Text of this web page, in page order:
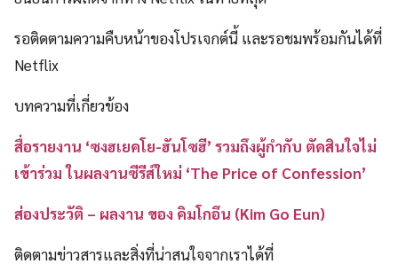
รอติดตามความคืบหน้าของโปรเจกต์นี้ และรอชมพร้อมกันได้ที่
Netflix
บทความที่เกี่ยวข้อง
สื่อรายงาน ‘ซงฮเยคโย-ฮันโซฮี’ รวมถึงผู้กำกับ ตัดสินใจไม่
เข้าร่วม ในผลงานซีรีส์ใหม่ ‘The Price of Confession’
ส่องประวัติ – ผลงาน ของ คิมโกอึน (Kim Go Eun)
ติดตามข่าวสารและสิ่งที่น่าสนใจจากเราได้ที่